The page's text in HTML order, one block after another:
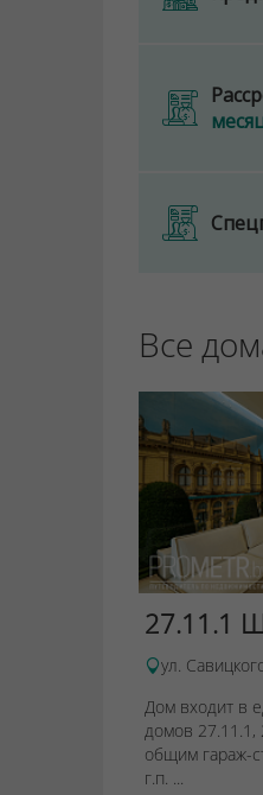
Все
27.11.1
ул.
Дом входит в
домов 27.11.1,
общим гараж-
г.п. ...